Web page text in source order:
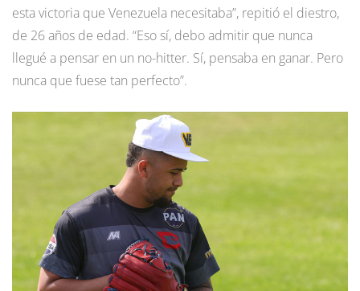
esta victoria que Venezuela necesitaba”, repitió el diestro,
de 26 años de edad. “Eso sí, debo admitir que nunca
llegué a pensar en un no-hitter. Sí, pensaba en ganar. Pero
nunca que fuese tan perfecto”.